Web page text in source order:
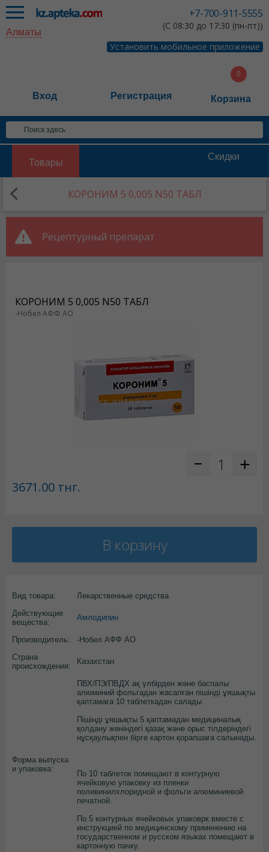
+7-700-911-5555
(С 08:30 до 17:30 (пн-пт))
Установить мобильное приложение
Алматы
Вход Регистрация Корзина
Товары
Скидки
КОРОНИМ 5 0,005 N50 ТАБЛ
Рецептурный препарат
КОРОНИМ 5 0,005 N50 ТАБЛ
-Нобел АФФ АО
3671.00 тнг.
В корзину
Вид товара:
Лекарственные средства
Действующие
вещества:
Амлодипин
Производитель:
-Нобел АФФ АО
Страна
происхождения:
Казахстан
Форма выпуска
и упаковка:
ПВХ/ПЭ/ПВДХ ақ үлбірден және баспалы
алюминий фольгадан жасалған пішінді ұяшықты
қаптамаға 10 таблеткадан салады.
Пішінді ұяшықты 5 қаптамадан медициналық
қолдану жөніндегі қазақ және орыс тілдеріндегі
нұсқаулықпен бірге картон қорапшаға салынады.
По 10 таблеток помещают в контурную
ячейковую упаковку из пленки
поливинилхлоридной и фольги алюминиевой
печатной.
По 5 контурных ячейковых упаковрк вместе с
инструкцией по медицинскому применению на
государственном и русском языках помещают в
картонную пачку.